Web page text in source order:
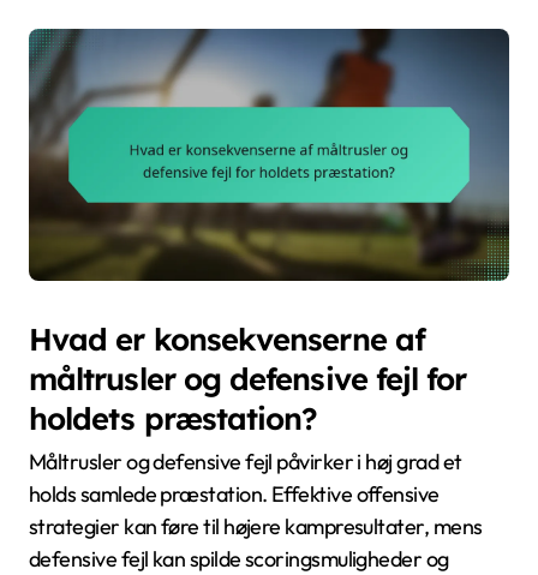
Hvad er konsekvenserne af
måltrusler og defensive fejl for
holdets præstation?
Måltrusler og defensive fejl påvirker i høj grad et
holds samlede præstation. Effektive offensive
strategier kan føre til højere kampresultater, mens
defensive fejl kan spilde scoringsmuligheder og